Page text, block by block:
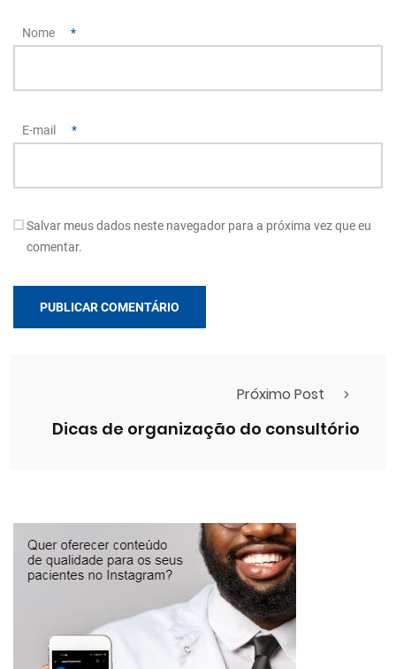
Nome *
E-mail *
Salvar meus dados neste navegador para a próxima vez que eu
comentar.
Próximo Post
Dicas de organização do consultório